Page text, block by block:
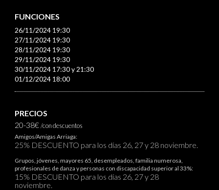
FUNCIONES
26/11/2024 19:30
27/11/2024 19:30
28/11/2024 19:30
29/11/2024 19:30
30/11/2024 17:30 y 21:30
01/12/2024 18:00
PRECIOS
20-38€/con descuentos
Amigos/Amigas Arriaga:
25% DESCUENTO para los días 26, 27 y 28 noviembre.
Grupos, jóvenes, mayores 65, desempleados, familia numerosa,
profesionales de danza y personas con discapacidad superior al 33%:
15% DESCUENTO para los días 26, 27 y 28
noviembre.